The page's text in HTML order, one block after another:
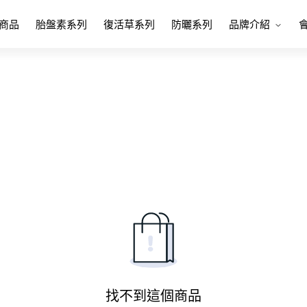
品 胎盤素系列 復活草系列 防曬系列 品牌介紹
找不到這個商品